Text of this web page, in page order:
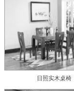
日照实木桌椅